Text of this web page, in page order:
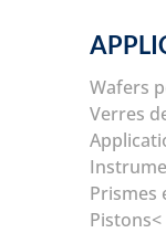
Wafers
Verres
Prismes
Pistons<